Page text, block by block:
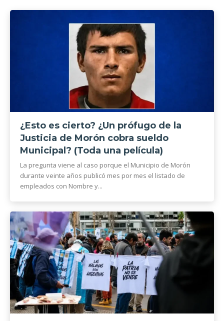
¿Esto es cierto? ¿Un prófugo de la
Justicia de Morón cobra sueldo
Municipal? (Toda una película)
La pregunta viene al caso porque el Municipio de Morón
durante veinte años publicó mes por mes el listado de
empleados con Nombre y...